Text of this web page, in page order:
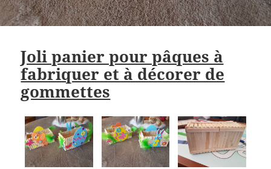
Joli panier pour pâques à
fabriquer et à décorer de
gommettes